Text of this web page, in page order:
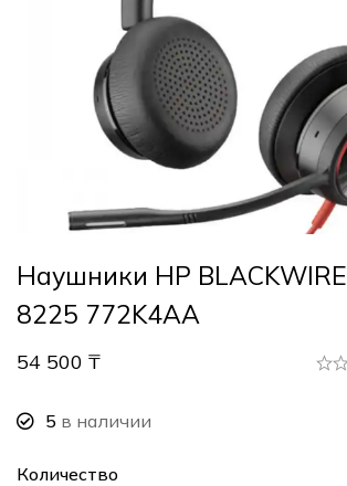
Наушники HP BLACKWIRE
8225 772K4AA
54 500 ₸
5 в наличии
Количество